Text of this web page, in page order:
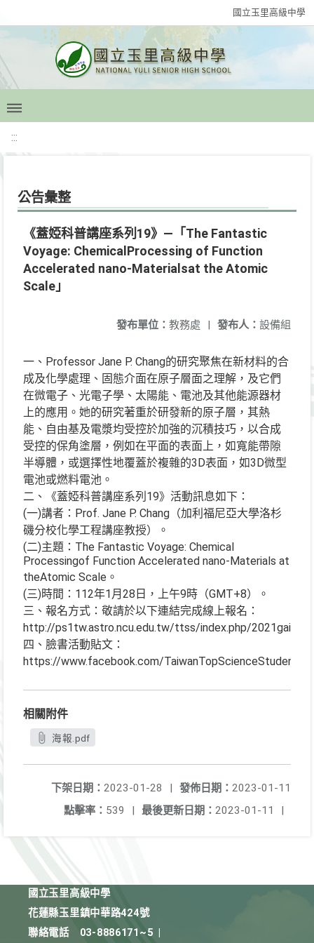
國立玉里高級中學
:::
公告彙整
《蓋婭科普講座系列19》—「The Fantastic
Voyage: ChemicalProcessing of Function
Accelerated nano-Materialsat the Atomic
Scale」
發布人： 設備組
發布單位： 教務處 |
一、Professor Jane P. Chang的研究聚焦在新材料的合
成及化學處理、固態介面在原子層面之理解，及它們
在微電子、光電子學、太陽能、電池及其他能源器材
上的應用。她的研究著重於研發新的原子層，其熱
能、自由基及電漿均受控於加強的沉積技巧，以合成
受控的保角塗層，例如在平面的表面上，如寬能帶隙
半導體，或選擇性地覆蓋於複雜的3D表面，如3D微型
電池或燃料電池。
二、《蓋婭科普講座系列19》活動訊息如下：
(一)講者：Prof. Jane P. Chang（加利福尼亞大學洛杉
磯分校化學工程講座教授）。
(二)主題：The Fantastic Voyage: Chemical
Processingof Function Accelerated nano-Materials at
theAtomic Scale。
(三)時間：112年1月28日，上午9時（GMT+8）。
三、報名方式：敬請於以下連結完成線上報名：
http://ps1tw.astro.ncu.edu.tw/ttss/index.php/
四、臉書活動貼文：
https://www.facebook.com/
相關附件
海報.pdf
發佈日期： 2023-01-11
下架日期： 2023-01-28
|
最後更新日期： 2023-01-11 |
點擊率： 539 |
國立玉里高級中學
花蓮縣玉里鎮中華路424號
聯絡電話
03-8886171~5